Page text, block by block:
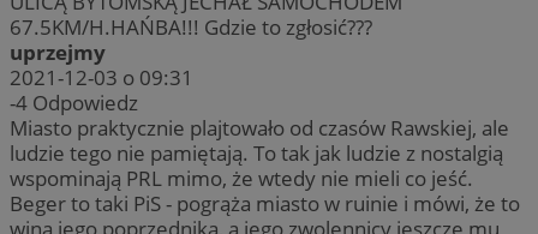
67.5KM/H.HAŃBA!!! Gdzie to zgłosić???
uprzejmy
2021-12-03 o 09:31
-4 Odpowiedz
Miasto praktycznie plajtowało od czasów Rawskiej, ale
ludzie tego nie pamiętają. To tak jak ludzie z nostalgią
wspominają PRL mimo, że wtedy nie mieli co jeść.
Beger to taki PiS - pogrąża miasto w ruinie i mówi, że to